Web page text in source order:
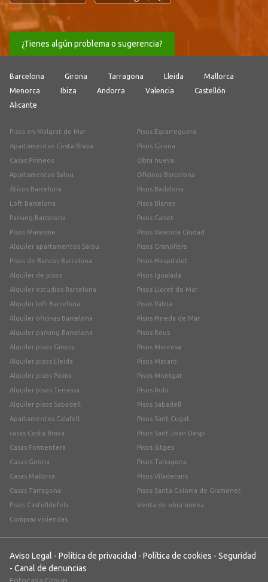
¿Tienes algún problema o sugerencia?
Barcelona Girona Tarragona Lleida
Mallorca
Menorca
Ibiza Andorra Valencia
Castellón
Alicante
Pisos en Malgrat de Mar
Apartamentos Costa Brava
Casas Pirineos
Apartamentos Salou
Áticos Barcelona
Loft Barcelona
Parking Barcelona
Pisos Maresme
Alquiler apartamentos Salou
Pisos de Bancos Barcelona
Alquiler de pisos
Alquiler estudios Barcelona
Alquiler loft Barcelona
Alquiler oficinas Barcelona
Alquiler parking Barcelona
Alquiler pisos Girona
Alquiler pisos Lleida
Alquiler pisos Palma
Alquiler pisos Terrassa
Alquiler pisos Sabadell
Apartamentos Calafell
casas Costa Brava
Casas Formentera
Casas Girona
Casas Mallorca
Casas Tarragona
Pisos Castelldefels
Comprar viviendas
Pisos Esparreguera
Pisos Girona
Obra nueva
Oficinas Barcelona
Pisos Badalona
Pisos Blanes
Pisos Canet
Pisos Valencia Ciudad
Pisos Granollers
Pisos Hospitalet
Pisos Igualada
Pisos Lloret de Mar
Pisos Palma
Pisos Pineda de Mar
Pisos Reus
Pisos Manresa
Pisos Mataró
Pisos Montgat
Pisos Rubí
Pisos Sabadell
Pisos Sant Cugat
Pisos Sant Joan Despí
Pisos Sitges
Pisos Tarragona
Pisos Viladecans
Pisos Santa Coloma de Gramenet
Venta de obra nueva
Aviso Legal - Política de privacidad - Política de cookies - Seguridad
- Canal de denuncias